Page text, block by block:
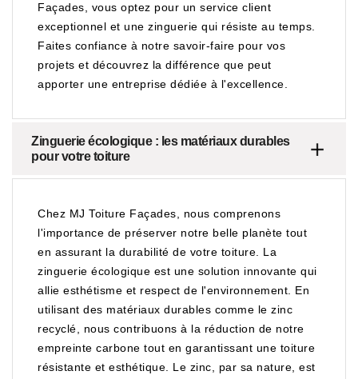
Façades, vous optez pour un service client
exceptionnel et une zinguerie qui résiste au temps.
Faites confiance à notre savoir-faire pour vos
projets et découvrez la différence que peut
apporter une entreprise dédiée à l'excellence.
Zinguerie écologique : les matériaux durables
pour votre toiture
Chez MJ Toiture Façades, nous comprenons
l'importance de préserver notre belle planète tout
en assurant la durabilité de votre toiture. La
zinguerie écologique est une solution innovante qui
allie esthétisme et respect de l'environnement. En
utilisant des matériaux durables comme le zinc
recyclé, nous contribuons à la réduction de notre
empreinte carbone tout en garantissant une toiture
résistante et esthétique. Le zinc, par sa nature, est